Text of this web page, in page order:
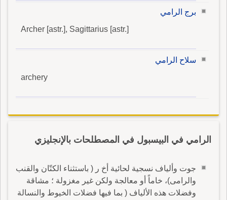
برج الرامي
Archer [astr.], Sagittarius [astr.]
سلاح الرامي
archery
الرامي في البيسبول في المصطلحات بالإنجليزي
جوت وألياف نسجية لحائية أخ ر ( باستثناء الكتّان والقنب
والرامى)، خاماً أو معالجة ولكن غير مغزولة ؛ مشاقة
وفضلات هذه الألياف ( بما فيها فضلات الخيوط والنسالة